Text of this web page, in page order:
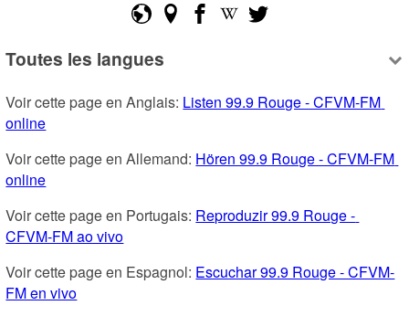
Toutes les langues
Voir cette page en Anglais: Listen 99.9 Rouge - CFVM-FM
online
Voir cette page en Allemand: Hören 99.9 Rouge - CFVM-FM
online
Voir cette page en Portugais: Reproduzir 99.9 Rouge -
CFVM-FM ao vivo
Voir cette page en Espagnol: Escuchar 99.9 Rouge - CFVM-
FM en vivo